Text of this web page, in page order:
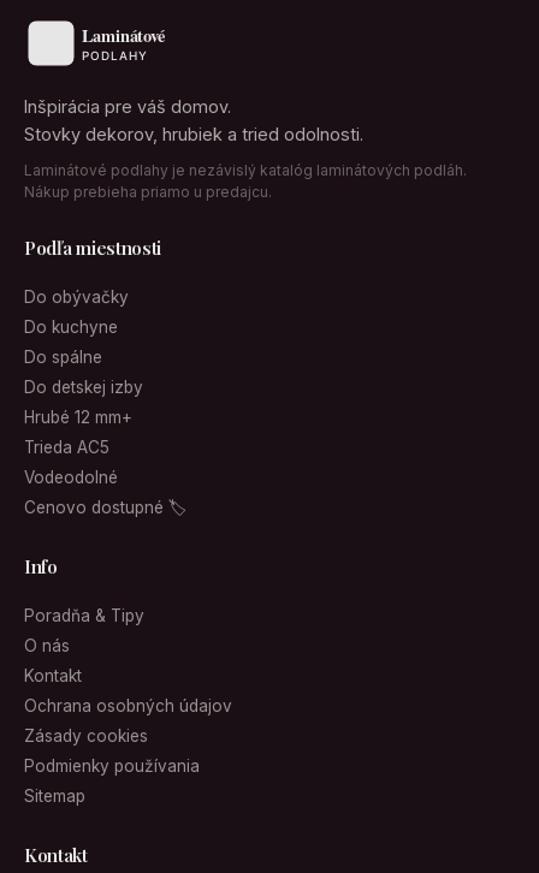
Inšpirácia pre váš domov.
Stovky dekorov, hrubiek a tried odolnosti.
Laminátové podlahy je nezávislý katalóg laminátových podláh.
Nákup prebieha priamo u predajcu.
Podľa miestnosti
Do obývačky
Do kuchyne
Do spálne
Do detskej izby
Hrubé 12 mm+
Trieda AC5
Vodeodolné
Cenovo dostupné 🏷
Info
Poradňa & Tipy
O nás
Kontakt
Ochrana osobných údajov
Zásady cookies
Podmienky používania
Sitemap
Kontakt